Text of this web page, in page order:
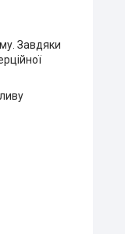
Завдяки